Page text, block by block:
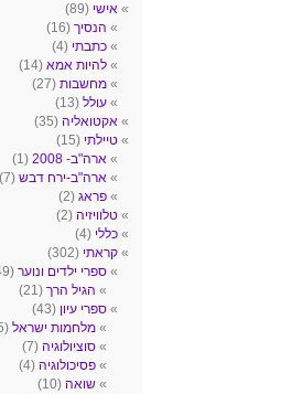
אישי (89)
הנסיך (16)
כתבתי (4)
להיות אמא (14)
מחשבות (27)
עולל (13)
אקטואליה (35)
טיילתי (15)
ארה"ב- 2008
(1)
ארה"ב-ירח דבש (7)
פראג (2)
טלוויזיה (2)
כללי (4)
קראתי (302)
ספרי ילדים ונוער (49)
הגיל הרך (21)
ספרי עיון (43)
מלחמות ישראל (5)
סוציולוגיה (7)
פסיכולוגיה (4)
שואה (10)